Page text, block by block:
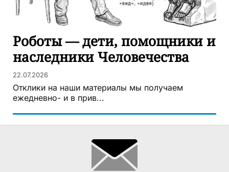
Роботы — дети, помощники и
наследники Человечества
22.07.2026
Отклики на наши материалы мы получаем
ежедневно- и в прив...